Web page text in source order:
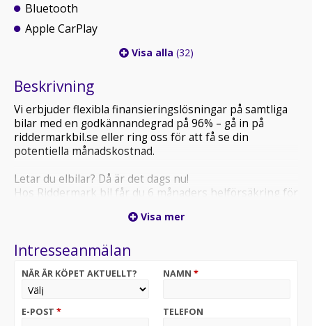
Bluetooth
Apple CarPlay
Visa alla (32)
Beskrivning
Vi erbjuder flexibla finansieringslösningar på samtliga
bilar med en godkännandegrad på 96% – gå in på
riddermarkbil.se eller ring oss för att få se din
potentiella månadskostnad.
Letar du elbilar? Då är det dags nu!
Hos Riddermark bil får du 6 månaders helförsäkring för
Välj bland 700 leveransklara elbilar - Riddermark bil!
Riddermark Bil har Sveriges NÖJDASTE kunder enligt
*EKJ37A* *Vi tar emot alla inbyten och erbjuder
hemleverans i hela Sverige!*
*Vänligen ring oss innan ditt besök för att säkerställa
Visa mer
Intresseanmälan
NÄR ÄR KÖPET AKTUELLT? NAMN *
E-POST * TELEFON